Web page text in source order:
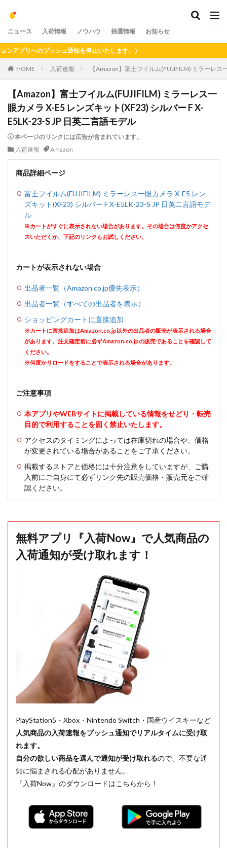
ニュース 入荷情報 ノウハウ 抽選情報 お知らせ
リへのプッシュ通知を停止いたします。）
HOME 入荷速報 【Amazon】富士フイルム(FUJIFILM) ミラーレス
【Amazon】富士フイルム(FUJIFILM) ミラーレス一
眼カメラ X-E5 レンズキット(XF23) シルバー F X-
E5LK-23-S JP 日英二言語モデル
本ページのリンクには広告が含まれています。
入荷速報
Amazon
商品詳細ページ
富士フイルム(FUJIFILM) ミラーレス一眼カメラ X-E5 レン
ズキット(XF23) シルバー F X-E5LK-23-S JP 日英二言語モデ
ル
※カートがすぐに表示されない場合があります。その場合は何度かアクセ
スいただくか、下記のリンクもお試しください。
カートが表示されない場合
出品者一覧（Amazon.co.jp優先表示）
出品者一覧（すべての出品者を表示）
ショッピングカートに直接追加
※カートに直接追加はAmazon.co.jp以外の出品者の販売が表示される場合
があります。注文確定前に必ずAmazon.co.jpの販売であることを確認して
ください。
※何度かリロードをすることで表示される場合があります。
ご注意事項
本アプリやWEBサイトに掲載している情報をせどり・転売
目的で利用することを固く禁止いたします。
アクセスのタイミングによっては在庫切れの場合や、価格
が変更されている場合があることをご了承ください。
掲載するストアと価格には十分注意をしていますが、ご購
入前にご自身にて必ずリンク先の販売価格・販売元をご確
認ください。
無料アプリ『入荷Now』で人気商品の
入荷通知が受け取れます！
PlayStation5・Xbox・Nintendo Switch・国産ウイスキーなど
人気商品の入荷速報をプッシュ通知でリアルタイムに受け取
れます。
自分の欲しい商品を選んで通知が受け取れるので、不要な通
知に悩まされる心配がありません。
『入荷Now』のダウンロードはこちらから！